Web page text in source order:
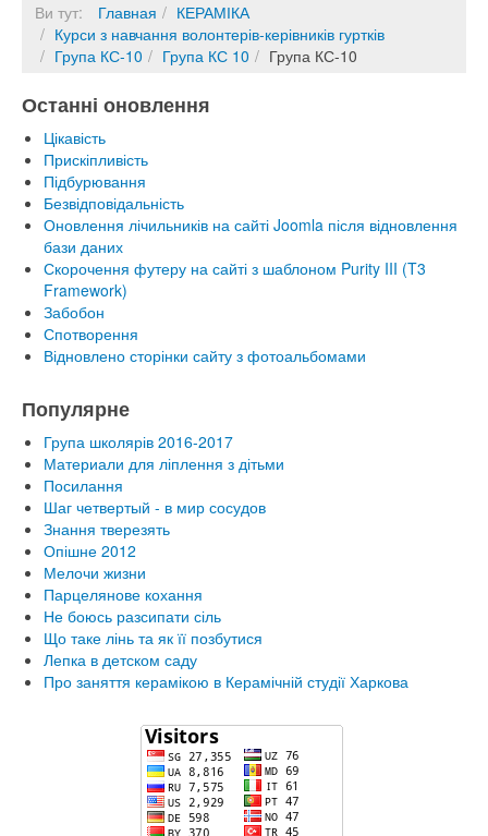
Ви тут: Главная
КЕРАМІКА
Курси з навчання волонтерів-керівників гуртків
Група КС-10
Група КС 10 Група КС-10
Останні оновлення
Цікавість
Прискіпливість
Підбурювання
Безвідповідальність
Оновлення лічильників на сайті Joomla після відновлення
бази даних
Скорочення футеру на сайті з шаблоном Purity III (T3
Framework)
Забобон
Спотворення
Відновлено сторінки сайту з фотоальбомами
Популярне
Група школярів 2016-2017
Материали для ліплення з дітьми
Посилання
Шаг четвертый - в мир сосудов
Знання тверезять
Опішне 2012
Мелочи жизни
Парцелянове кохання
Не боюсь разсипати сіль
Що таке лінь та як її позбутися
Лепка в детском саду
Про заняття керамікою в Керамічній студії Харкова